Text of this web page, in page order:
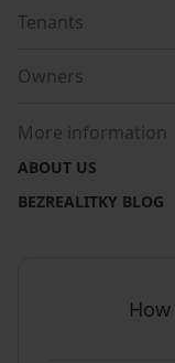
Tenants
Owners
More information
ABOUT US
BEZREALITKY BLOG